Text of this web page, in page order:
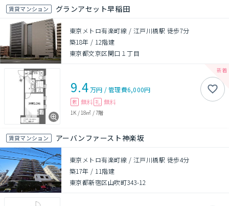
賃貸マンション グランアセット早稲田
東京メトロ有楽町線 / 江戸川橋駅 徒歩7分
築18年 / 12階建
東京都文京区関口１丁目
9.4万円 /管理費6,000円
敷 無料 礼 無料
1K / 18㎡ /7階
賃貸マンション アーバンファースト神楽坂
東京メトロ有楽町線 / 江戸川橋駅 徒歩4分
築17年 / 11階建
東京都新宿区山吹町343-12